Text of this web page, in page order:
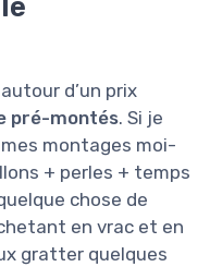
d’un prix
pré-montés. Si je
montages moi-
+ perles + temps
chose de
en vrac et en
gratter quelques